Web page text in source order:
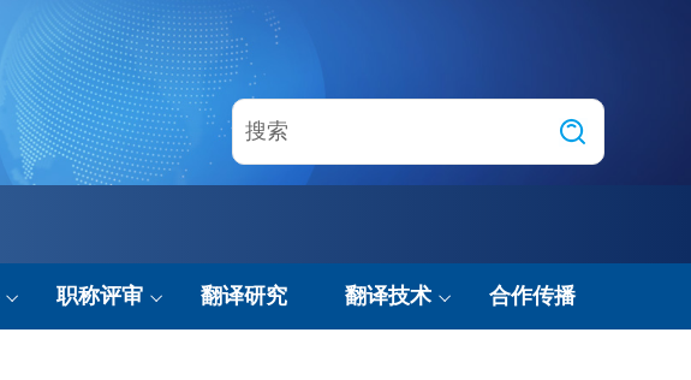
职称评审 翻译研究 翻译技术 合作传播